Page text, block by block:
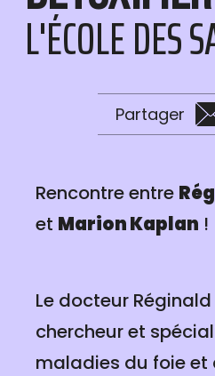
L'ÉCOLE DES
Partager
Rencontre entre
et Marion Kaplan !
Le docteur
chercheur et
maladies du foie et